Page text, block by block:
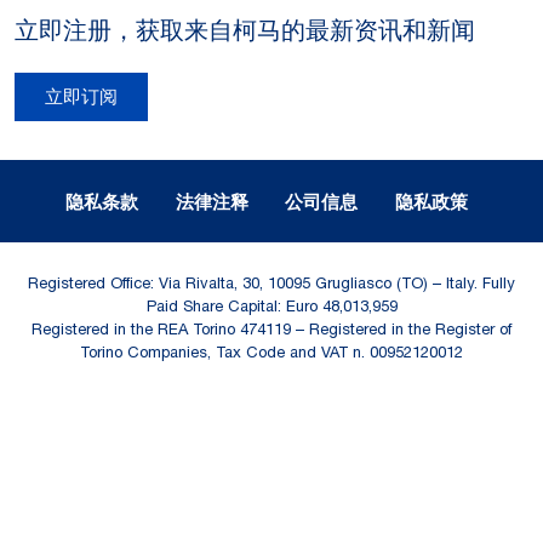
立即注册，获取来自柯马的最新资讯和新闻
立即订阅
隐私条款 法律注释 公司信息 隐私政策
Registered Office: Via Rivalta, 30, 10095 Grugliasco (TO) – Italy. Fully
Paid Share Capital: Euro 48,013,959
Registered in the REA Torino 474119 – Registered in the Register of
Torino Companies, Tax Code and VAT n. 00952120012